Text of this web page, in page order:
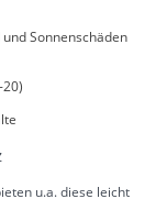
Sonnenschäden
u.a. diese leicht